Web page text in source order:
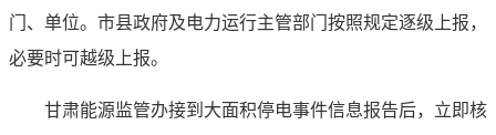
门、单位。市县政府及电力运行主管部门按照规定逐级上报，
必要时可越级上报。
甘肃能源监管办接到大面积停电事件信息报告后，立即核